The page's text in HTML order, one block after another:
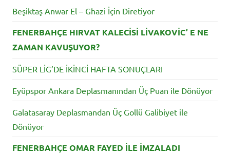
Beşiktaş Anwar El – Ghazi İçin Diretiyor
FENERBAHÇE HIRVAT KALECİSİ LİVAKOVİC’ E NE
ZAMAN KAVUŞUYOR?
SÜPER LİG’DE İKİNCİ HAFTA SONUÇLARI
Eyüpspor Ankara Deplasmanından Üç Puan ile Dönüyor
Galatasaray Deplasmandan Üç Gollü Galibiyet ile
Dönüyor
FENERBAHÇE OMAR FAYED İLE İMZALADI